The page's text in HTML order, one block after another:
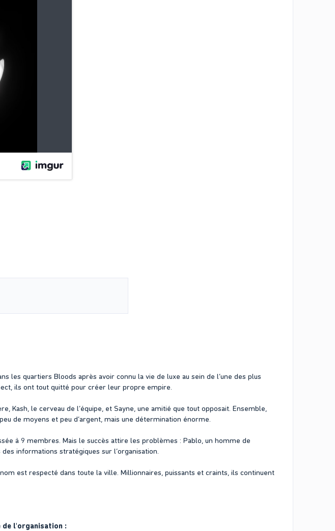
les quartiers Bloods après avoir connu la vie de luxe au sein de l’une des plus
ils ont tout quitté pour créer leur propre empire.
Kash, le cerveau de l’équipe, et Sayne, une amitié que tout opposait. Ensemble,
de moyens et peu d’argent, mais une détermination énorme.
à 9 membres. Mais le succès attire les problèmes : Pablo, un homme de
informations stratégiques sur l’organisation.
est respecté dans toute la ville. Millionnaires, puissants et craints, ils continuent
l'organisation :